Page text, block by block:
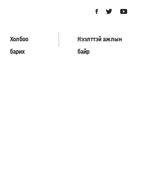
Холбоо
барих
Нээлттэй ажлын
байр